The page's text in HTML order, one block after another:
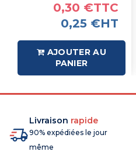
0,30 €TTC
0,25 €HT
AJOUTER AU
PANIER
Livraison rapide
90% expédiées le jour
même